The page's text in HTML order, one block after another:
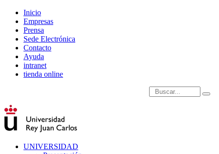
Inicio
Empresas
Prensa
Sede Electrónica
Contacto
Ayuda
intranet
tienda online
Introduce términos de
UNIVERSIDAD